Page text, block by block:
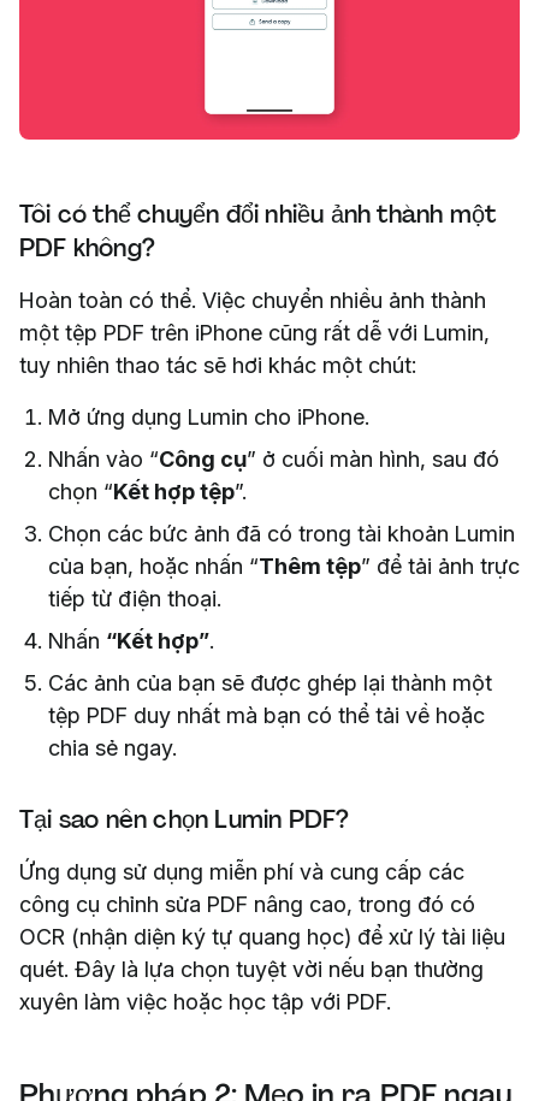
Tôi có thể chuyển đổi nhiều ảnh thành một
PDF không?
Hoàn toàn có thể. Việc chuyển nhiều ảnh thành
một tệp PDF trên iPhone cũng rất dễ với Lumin,
tuy nhiên thao tác sẽ hơi khác một chút:
Mở ứng dụng Lumin cho iPhone.
Nhấn vào “Công cụ” ở cuối màn hình, sau đó
chọn “Kết hợp tệp”.
Chọn các bức ảnh đã có trong tài khoản Lumin
của bạn, hoặc nhấn “Thêm tệp” để tải ảnh trực
tiếp từ điện thoại.
Nhấn “Kết hợp”.
Các ảnh của bạn sẽ được ghép lại thành một
tệp PDF duy nhất mà bạn có thể tải về hoặc
chia sẻ ngay.
Tại sao nên chọn Lumin PDF?
Ứng dụng sử dụng miễn phí và cung cấp các
công cụ chỉnh sửa PDF nâng cao, trong đó có
OCR (nhận diện ký tự quang học) để xử lý tài liệu
quét. Đây là lựa chọn tuyệt vời nếu bạn thường
xuyên làm việc hoặc học tập với PDF.